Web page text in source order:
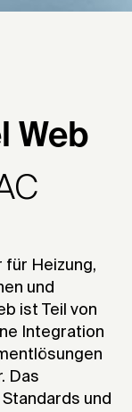
Web
Heizung,
und
ist Teil von
Integration
Das
und